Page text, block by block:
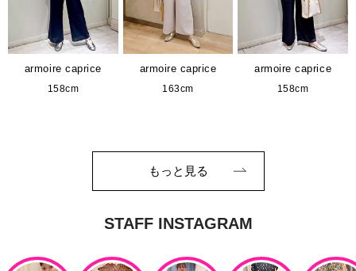
armoire caprice
158cm
armoire caprice
163cm
armoire caprice
158cm
もっと見る